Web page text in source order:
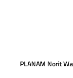
PLANAM Norit